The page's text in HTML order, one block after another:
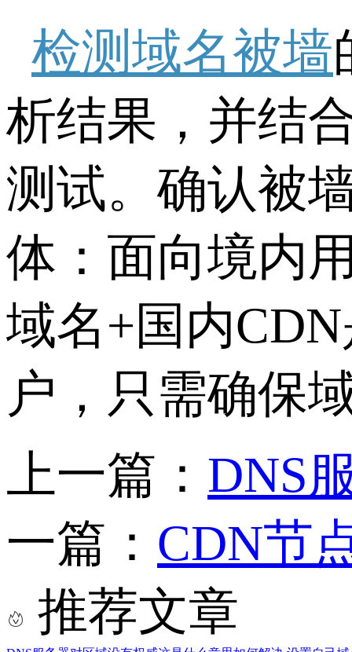
检测域名被墙
析结果，并结
测试。确认被
体：面向境内
域名+国内CDN
户，只需确保
上一篇： DNS
一篇： CDN节
推荐文章